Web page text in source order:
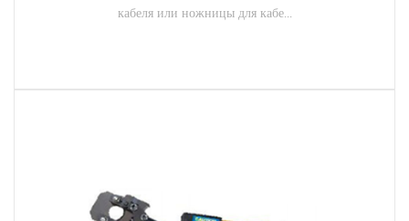
кабеля или ножницы для кабе...